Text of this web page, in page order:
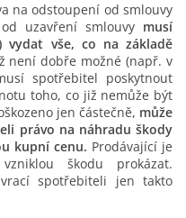
na odstoupení od smlouvy
uzavření smlouvy musí
vydat vše, co na základě
není dobře možné (např. v
spotřebitel poskytnout
toho, co již nemůže být
jen částečně, může
právo na náhradu škody
kupní cenu. Prodávající je
škodu prokázat.
spotřebiteli jen takto